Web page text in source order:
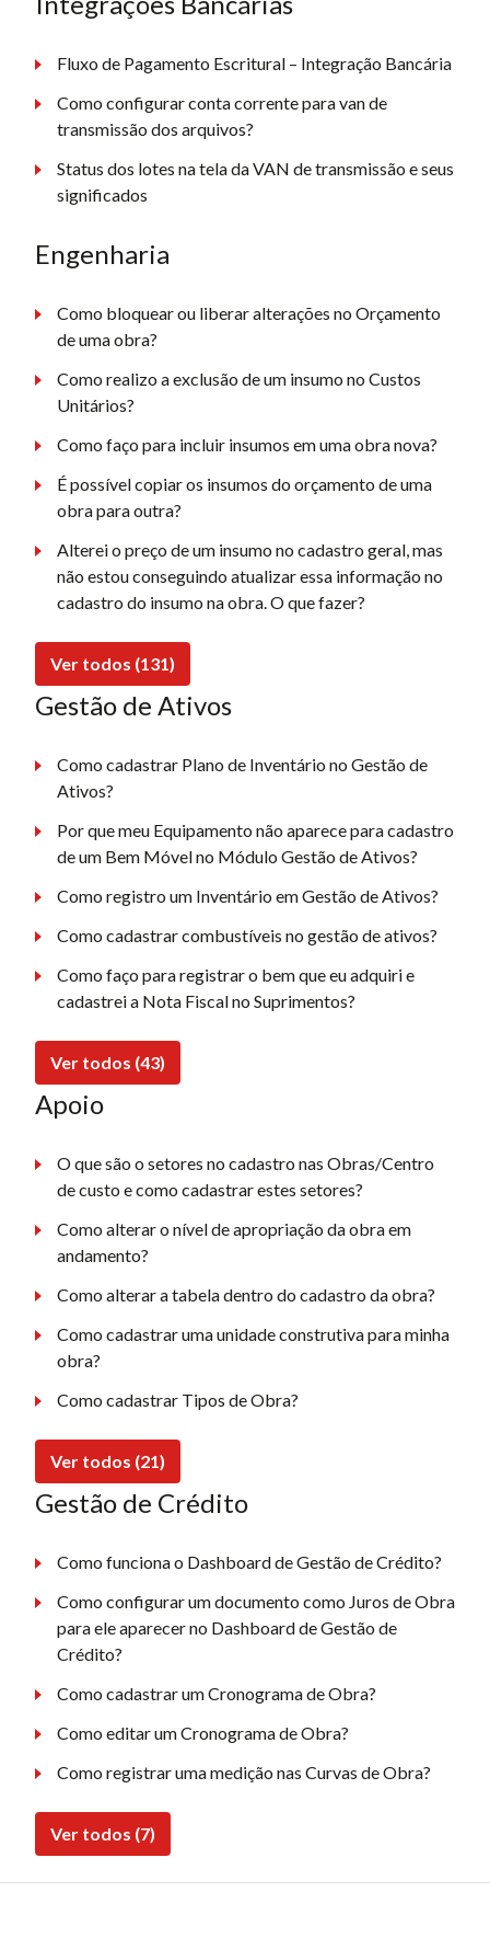
Fluxo de Pagamento Escritural – Integração Bancária
Como configurar conta corrente para van de
transmissão dos arquivos?
Status dos lotes na tela da VAN de transmissão e seus
significados
Engenharia
Como bloquear ou liberar alterações no Orçamento
de uma obra?
Como realizo a exclusão de um insumo no Custos
Unitários?
Como faço para incluir insumos em uma obra nova?
É possível copiar os insumos do orçamento de uma
obra para outra?
Alterei o preço de um insumo no cadastro geral, mas
não estou conseguindo atualizar essa informação no
cadastro do insumo na obra. O que fazer?
Ver todos (131)
Gestão de Ativos
Como cadastrar Plano de Inventário no Gestão de
Ativos?
Por que meu Equipamento não aparece para cadastro
de um Bem Móvel no Módulo Gestão de Ativos?
Como registro um Inventário em Gestão de Ativos?
Como cadastrar combustíveis no gestão de ativos?
Como faço para registrar o bem que eu adquiri e
cadastrei a Nota Fiscal no Suprimentos?
Ver todos (43)
Apoio
O que são o setores no cadastro nas Obras/Centro
de custo e como cadastrar estes setores?
Como alterar o nível de apropriação da obra em
andamento?
Como alterar a tabela dentro do cadastro da obra?
Como cadastrar uma unidade construtiva para minha
obra?
Como cadastrar Tipos de Obra?
Ver todos (21)
Gestão de Crédito
Como funciona o Dashboard de Gestão de Crédito?
Como configurar um documento como Juros de Obra
para ele aparecer no Dashboard de Gestão de
Crédito?
Como cadastrar um Cronograma de Obra?
Como editar um Cronograma de Obra?
Como registrar uma medição nas Curvas de Obra?
Ver todos (7)